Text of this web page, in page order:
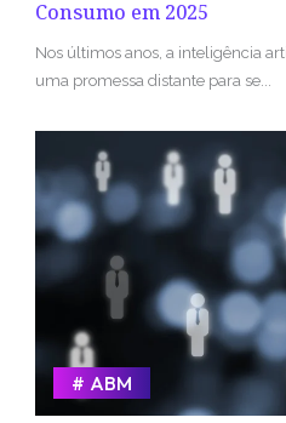
Consumo em 2025
Nos últimos anos, a inteligência
uma promessa distante para se...
ABM